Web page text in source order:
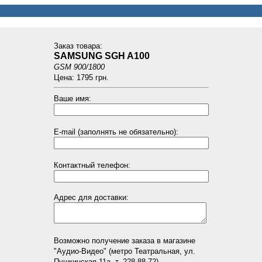
Заказ товарa:
SAMSUNG SGH A100
GSM 900/1800
Цена: 1795 грн.
Ваше имя:
E-mail (заполнять не обязательно):
Контактный телефон:
Адрес для доставки:
Возможно получение заказа в магазине
"Аудио-Видео" (метро Театральная, ул.